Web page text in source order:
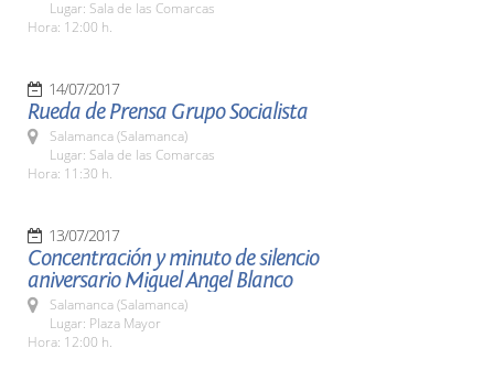
Lugar: Sala de las Comarcas
Hora: 12:00 h.
14/07/2017
Rueda de Prensa Grupo Socialista
Salamanca (Salamanca)
Lugar: Sala de las Comarcas
Hora: 11:30 h.
13/07/2017
Concentración y minuto de silencio
aniversario Miguel Angel Blanco
Salamanca (Salamanca)
Lugar: Plaza Mayor
Hora: 12:00 h.